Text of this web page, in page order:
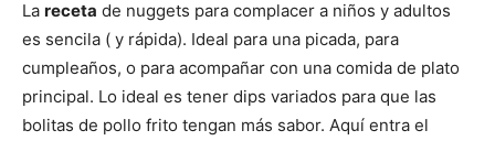
La receta de nuggets para complacer a niños y adultos
es sencila ( y rápida). Ideal para una picada, para
cumpleaños, o para acompañar con una comida de plato
principal. Lo ideal es tener dips variados para que las
bolitas de pollo frito tengan más sabor. Aquí entra el